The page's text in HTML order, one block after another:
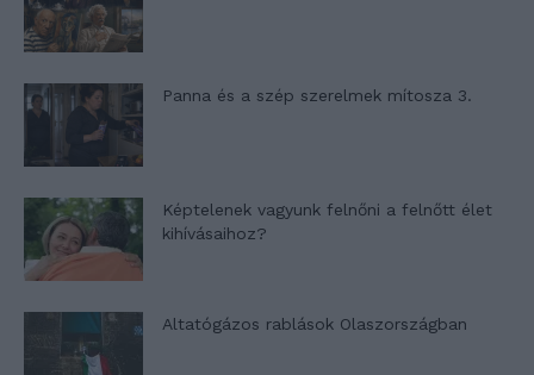
Panna és a szép szerelmek mítosza 3.
Képtelenek vagyunk felnőni a felnőtt élet
kihívásaihoz?
Altatógázos rablások Olaszországban